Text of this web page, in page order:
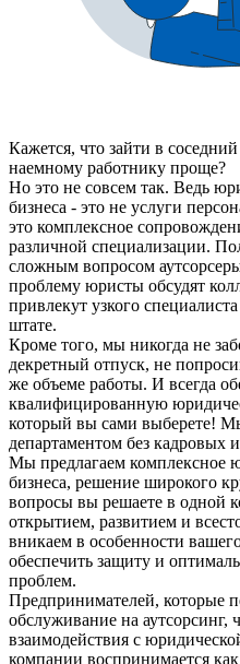
Кажется, что зайти в
наемному работнику проще?
Но это не совсем так. Ведь
бизнеса - это не услуги
это комплексное
различной специализации.
сложным вопросом
проблему юристы обсудят
привлекут узкого
штате.
Кроме того, мы никогда не
декретный отпуск, не
же объеме работы. И всегда
квалифицированную
который вы сами выберете!
департаментом без кадровых
Мы предлагаем комплексное
бизнеса, решение широкого
вопросы вы решаете в одной
открытием, развитием и
вникаем в особенности
обеспечить защиту и
проблем.
Предпринимателей, которые
обслуживание на аутсорсинг,
взаимодействия с
компании воспринимается